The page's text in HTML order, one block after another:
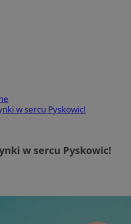
w sercu Pyskowic!
w sercu Pyskowic!